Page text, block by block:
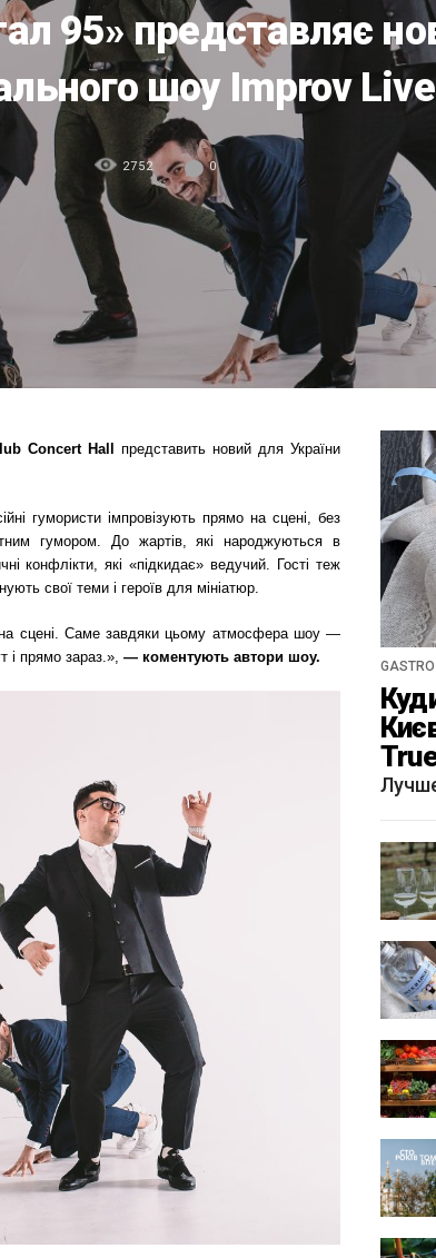
95» представляє
шоу Improv
2752 0
Concert Hall представить новий для України
гумористи імпровізують прямо на сцені, без
гумором. До жартів, які народжуються в
конфлікти, які «підкидає» ведучий. Гості теж
свої теми і героїв для мініатюр.
сцені. Саме завдяки цьому атмосфера шоу —
і прямо зараз.», — коментують автори шоу.
GASTRO